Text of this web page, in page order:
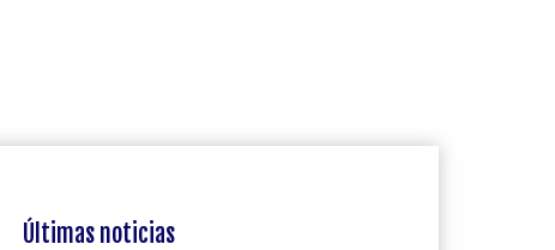
Últimas noticias